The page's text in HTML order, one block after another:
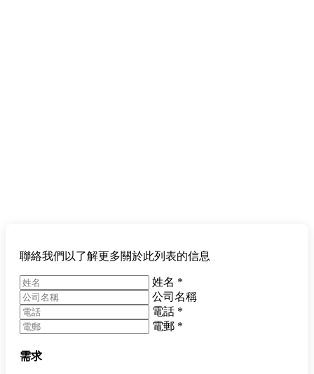
聯絡我們以了解更多關於此列表的信息
姓名 *
公司名稱
電話 *
電郵 *
需求